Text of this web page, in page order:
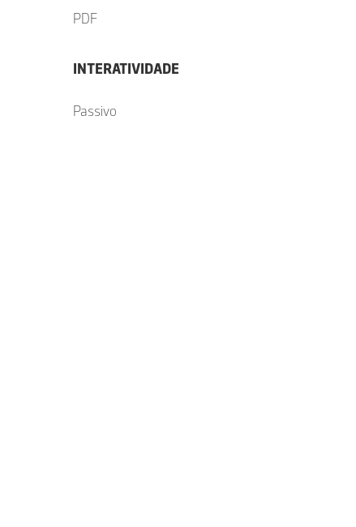
PDF
INTERATIVIDADE
Passivo